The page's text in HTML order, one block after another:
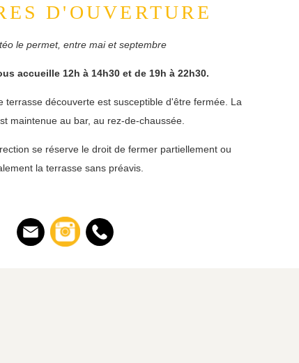
D'OUVERTURE
le permet, entre mai et septembre
accueille 12h à 14h30 et de 19h à 22h30.
terrasse découverte est susceptible d'être fermée. L a
maintenue au bar, au rez-de-chaussée.
se réserve le droit de fermer partiellement ou
la terrasse sans préavis.